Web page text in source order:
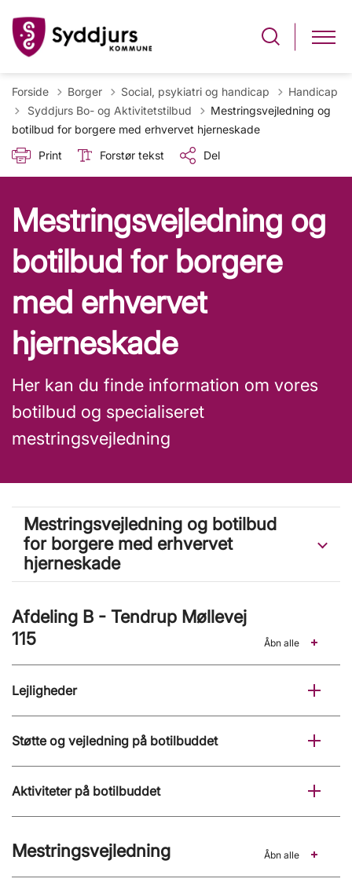
Forside Borger Social, psykiatri og handicap
Handicap
Tilbage til
Syddjurs Bo- og Aktivitetstilbud
Mestringsvejledning og
botilbud for borgere med erhvervet hjerneskade
Print
Forstør tekst Del
Mestringsvejledning og
botilbud for borgere
med erhvervet
hjerneskade
Her kan du finde information om vores
botilbud og specialiseret
mestringsvejledning
Mestringsvejledning og botilbud
for borgere med erhvervet
hjerneskade
Afdeling B - Tendrup Møllevej
115
Åbn alle
Lejligheder
Støtte og vejledning på botilbuddet
Aktiviteter på botilbuddet
Mestringsvejledning Åbn alle